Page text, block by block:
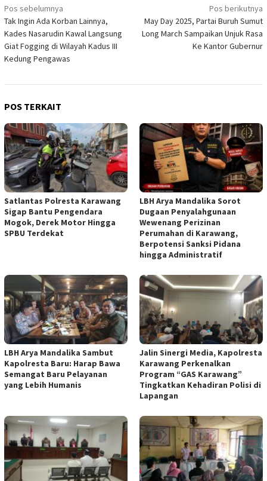
Navigasi
pos
Pos sebelumnya
Tak Ingin Ada Korban Lainnya,
Kades Nasarudin Kawal Langsung
Giat Fogging di Wilayah Kadus III
Kedung Pengawas
Pos berikutnya
May Day 2025, Partai Buruh Sumut
Long March Sampaikan Unjuk Rasa
Ke Kantor Gubernur
POS TERKAIT
Satlantas Polresta Karawang
Sigap Bantu Pengendara
Mogok, Derek Motor Hingga
SPBU Terdekat
LBH Arya Mandalika Sorot
Dugaan Penyalahgunaan
Wewenang Perizinan
Perumahan di Karawang,
Berpotensi Sanksi Pidana
hingga Administratif
LBH Arya Mandalika Sambut
Kapolresta Baru: Harap Bawa
Semangat Baru Pelayanan
yang Lebih Humanis
Jalin Sinergi Media, Kapolresta
Karawang Perkenalkan
Program “GAS Karawang”
Tingkatkan Kehadiran Polisi di
Lapangan